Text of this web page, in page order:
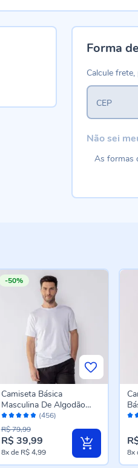
Forma
Calcule
CEP
Não sei
As formas
-50%
Avaliação:
96%
(456)
Camiseta Básica
Masculina De Algodão
Peruano Marc Alain
Branco
R$ 39,99
R$ 79,99
8xde R$ 4,99 8x